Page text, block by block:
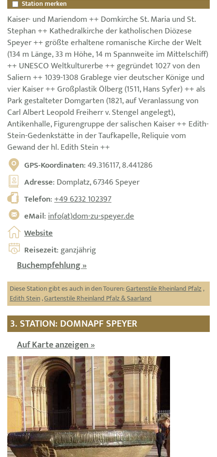
Station merken
Kaiser- und Mariendom ++ Domkirche St. Maria und St.
Stephan ++ Kathedralkirche der katholischen Diözese
Speyer ++ größte erhaltene romanische Kirche der Welt
(134 m Länge, 33 m Höhe, 14 m Spannweite im Mittelschiff)
++ UNESCO Weltkulturerbe ++ gegründet 1027 von den
Saliern ++ 1039-1308 Grablege vier deutscher Könige und
vier Kaiser ++ Großplastik Ölberg (1511, Hans Syfer) ++ als
Park gestalteter Domgarten (1821, auf Veranlassung von
Carl Albert Leopold Freiherr v. Stengel angelegt),
Antikenhalle, Figurengruppe der salischen Kaiser ++ Edith-
Stein-Gedenkstätte in der Taufkapelle, Reliquie vom
Gewand der hl. Edith Stein ++
GPS-Koordinaten: 49.316117, 8.441286
Adresse: Domplatz, 67346 Speyer
Telefon:+49 6232 102397
eMail:info(at)dom-zu-speyer.de
Website
Reisezeit: ganzjährig
Buchempfehlung »
Diese Station gibt es auch in den Touren:Gartenstile Rheinland Pfalz,
Edith Stein,Gartenstile Rheinland Pfalz & Saarland
3. STATION: DOMNAPF SPEYER
Auf Karte anzeigen »